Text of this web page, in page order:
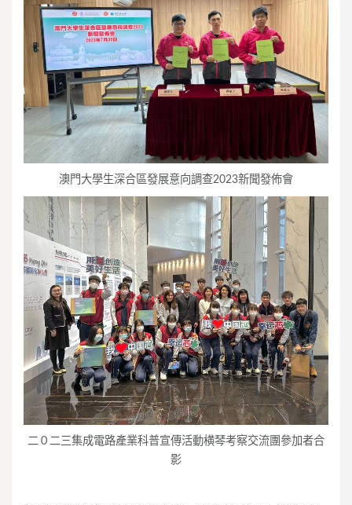
澳門大學生深合區發展意向調查2023新聞發佈會
二０二三集成電路產業科普宣傳活動横琴考察交流團參加者合
影